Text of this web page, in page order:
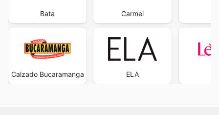
Bata
Calzado Bucaramanga
Carmel
ELA